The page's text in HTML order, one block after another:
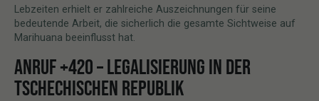
Lebzeiten erhielt er zahlreiche Auszeichnungen für seine
bedeutende Arbeit, die sicherlich die gesamte Sichtweise auf
Marihuana beeinflusst hat.
ANRUF +420 – LEGALISIERUNG IN DER
TSCHECHISCHEN REPUBLIK